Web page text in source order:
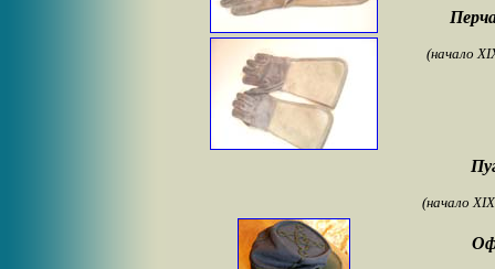
(начало
(начало